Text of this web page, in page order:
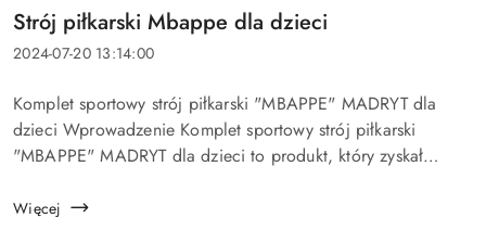
Tytuł
artykułu:
Strój piłkarski Mbappe dla dzieci
Data
2024-07-20 13:14:00
Treść
artykułu:
Komplet sportowy strój piłkarski "MBAPPE" MADRYT dla
dzieci Wprowadzenie Komplet sportowy strój piłkarski
"MBAPPE" MADRYT dla dzieci to produkt, który zyskał
nożnej. Ofe...
Więcej